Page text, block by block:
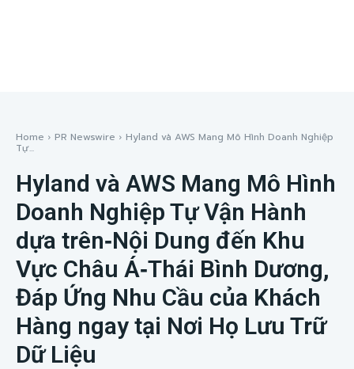
Home PR Newswire Hyland và AWS Mang Mô Hình Doanh Nghiệp
Tự...
Hyland và AWS Mang Mô Hình
Doanh Nghiệp Tự Vận Hành
dựa trên‑Nội Dung đến Khu
Vực Châu Á‑Thái Bình Dương,
Đáp Ứng Nhu Cầu của Khách
Hàng ngay tại Nơi Họ Lưu Trữ
Dữ Liệu